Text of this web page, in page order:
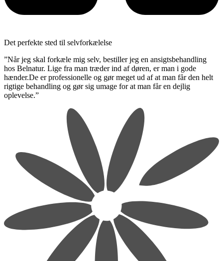
Det perfekte sted til selvforkælelse
”Når jeg skal forkæle mig selv, bestiller jeg en ansigtsbehandling
hos Belnatur. Lige fra man træder ind af døren, er man i gode
hænder.De er professionelle og gør meget ud af at man får den helt
rigtige behandling og gør sig umage for at man får en dejlig
oplevelse.”